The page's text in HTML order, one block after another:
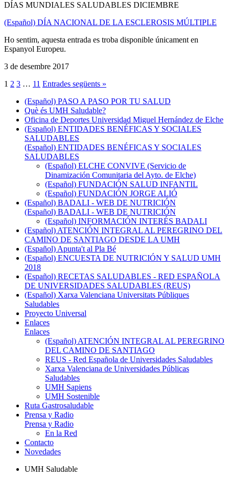
DÍAS MUNDIALES SALUDABLES DICIEMBRE
(Español) DÍA NACIONAL DE LA ESCLEROSIS MÚLTIPLE
Ho sentim, aquesta entrada es troba disponible únicament en
Espanyol Europeu.
3 de desembre 2017
1 2 3 … 11 Entrades següents »
(Español) PASO A PASO POR TU SALUD
Què és UMH Saludable?
Oficina de Deportes Universidad Miguel Hernández de Elche
(Español) ENTIDADES BENÉFICAS Y SOCIALES
SALUDABLES
(Español) ENTIDADES BENÉFICAS Y SOCIALES
SALUDABLES
(Español) ELCHE CONVIVE (Servicio de
Dinamización Comunitaria del Ayto. de Elche)
(Español) FUNDACIÓN SALUD INFANTIL
(Español) FUNDACIÓN JORGE ALIÓ
(Español) BADALI - WEB DE NUTRICIÓN
(Español) BADALI - WEB DE NUTRICIÓN
(Español) INFORMACIÓN INTERÉS BADALI
(Español) ATENCIÓN INTEGRAL AL PEREGRINO DEL
CAMINO DE SANTIAGO DESDE LA UMH
(Español) Apunta't al Pla Bé
(Español) ENCUESTA DE NUTRICIÓN Y SALUD UMH
2018
(Español) RECETAS SALUDABLES - RED ESPAÑOLA
DE UNIVERSIDADES SALUDABLES (REUS)
(Español) Xarxa Valenciana Universitats Públiques
Saludables
Proyecto Universal
Enlaces
Enlaces
(Español) ATENCIÓN INTEGRAL AL PEREGRINO
DEL CAMINO DE SANTIAGO
REUS - Red Española de Universidades Saludables
Xarxa Valenciana de Universidades Públicas
Saludables
UMH Sapiens
UMH Sostenible
Ruta Gastrosaludable
Prensa y Radio
Prensa y Radio
En la Red
Contacto
Novedades
UMH Saludable